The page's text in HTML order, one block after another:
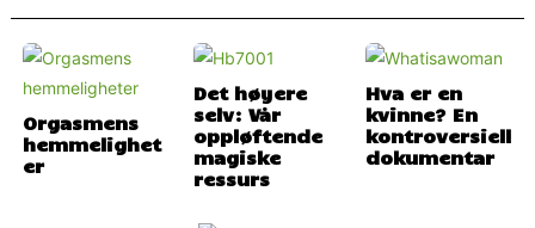
Orgasmens
hemmelighet
er
Det høyere
selv: Vår
oppløftende
magiske
ressurs
Hva er en
kvinne? En
kontroversiell
dokumentar